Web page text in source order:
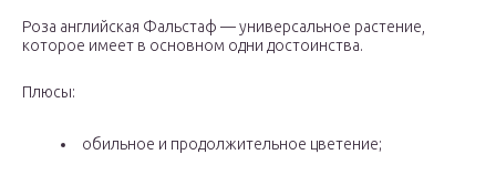
Роза английская Фальстаф — универсальное растение,
которое имеет в основном одни достоинства.
Плюсы:
обильное и продолжительное цветение;